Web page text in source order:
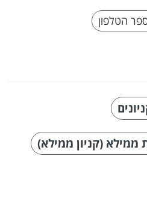
ממילא (קניון ממילא)